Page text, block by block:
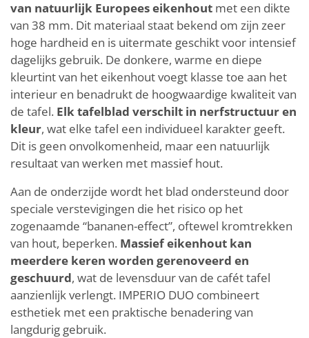
van natuurlijk Europees eikenhout met een dikte
van 38 mm. Dit materiaal staat bekend om zijn zeer
hoge hardheid en is uitermate geschikt voor intensief
dagelijks gebruik. De donkere, warme en diepe
kleurtint van het eikenhout voegt klasse toe aan het
interieur en benadrukt de hoogwaardige kwaliteit van
de tafel. Elk tafelblad verschilt in nerfstructuur en
kleur, wat elke tafel een individueel karakter geeft.
Dit is geen onvolkomenheid, maar een natuurlijk
resultaat van werken met massief hout.
Aan de onderzijde wordt het blad ondersteund door
speciale verstevigingen die het risico op het
zogenaamde “bananen-effect”, oftewel kromtrekken
van hout, beperken. Massief eikenhout kan
meerdere keren worden gerenoveerd en
geschuurd, wat de levensduur van de cafét tafel
aanzienlijk verlengt. IMPERIO DUO combineert
esthetiek met een praktische benadering van
langdurig gebruik.